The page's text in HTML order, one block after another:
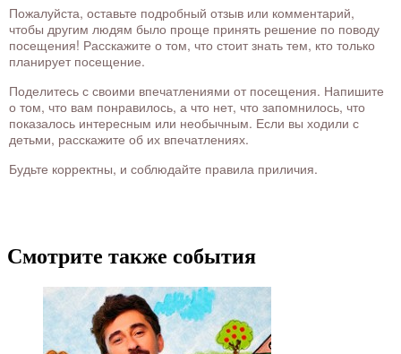
Пожалуйста, оставьте подробный отзыв или комментарий,
чтобы другим людям было проще принять решение по поводу
посещения! Расскажите о том, что стоит знать тем, кто только
планирует посещение.
Поделитесь с своими впечатлениями от посещения. Напишите
о том, что вам понравилось, а что нет, что запомнилось, что
показалось интересным или необычным. Если вы ходили с
детьми, расскажите об их впечатлениях.
Будьте корректны, и соблюдайте правила приличия.
Смотрите также события